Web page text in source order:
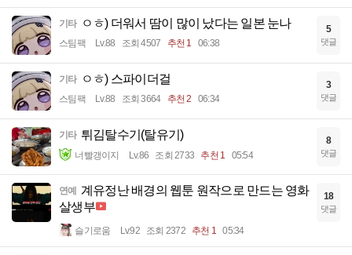
기타 ㅇㅎ) 더워서 땀이 많이 났다는 일본 눈나
스팀팩 Lv.88 조회 4507 추천 1 06:38
5
댓글
기타 ㅇㅎ) 스파이더걸
스팀팩 Lv.88 조회 3664 추천 2 06:34
3
댓글
기타 튀김탈수기(탈유기)
너빨갱이지 Lv.86 조회 2733 추천 1 05:54
8
댓글
연예
계유정난 배경의 웹툰 원작으로 만드는 영화
살생부
슬기로움 Lv.92 조회 2372 추천 1 05:34
18
댓글